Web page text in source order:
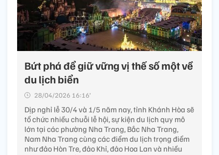
Bứt phá để giữ vững vị thế số một về
du lịch biển
28/04/2026 16:16’
Dịp nghỉ lễ 30/4 và 1/5 năm nay, tỉnh Khánh Hòa sẽ
tổ chức nhiều chuỗi lễ hội, sự kiện du lịch quy mô
lớn tại các phường Nha Trang, Bắc Nha Trang,
Nam Nha Trang cùng các điểm du lịch trọng điểm
như đảo Hòn Tre, đảo Khỉ, đảo Hoa Lan và nhiều